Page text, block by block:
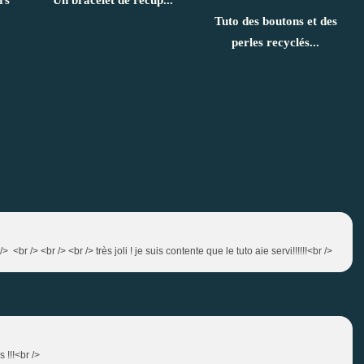
Tuto des boutons et des
perles recyclés...
<br /> <br /> <br /> très joli ! je suis contente que le tuto aie servi!!!!!!<br />
!!!<br />